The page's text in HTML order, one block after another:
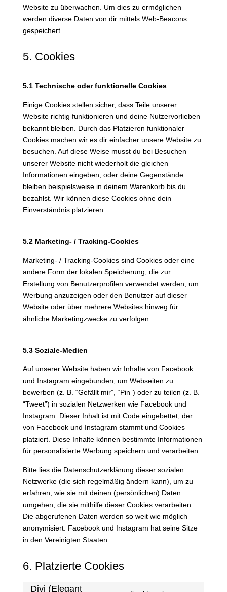
Website zu überwachen. Um dies zu ermöglichen
werden diverse Daten von dir mittels Web-Beacons
gespeichert.
5. Cookies
5.1 Technische oder funktionelle Cookies
Einige Cookies stellen sicher, dass Teile unserer
Website richtig funktionieren und deine Nutzervorlieben
bekannt bleiben. Durch das Platzieren funktionaler
Cookies machen wir es dir einfacher unsere Website zu
besuchen. Auf diese Weise musst du bei Besuchen
unserer Website nicht wiederholt die gleichen
Informationen eingeben, oder deine Gegenstände
bleiben beispielsweise in deinem Warenkorb bis du
bezahlst. Wir können diese Cookies ohne dein
Einverständnis platzieren.
5.2 Marketing- / Tracking-Cookies
Marketing- / Tracking-Cookies sind Cookies oder eine
andere Form der lokalen Speicherung, die zur
Erstellung von Benutzerprofilen verwendet werden, um
Werbung anzuzeigen oder den Benutzer auf dieser
Website oder über mehrere Websites hinweg für
ähnliche Marketingzwecke zu verfolgen.
5.3 Soziale-Medien
Auf unserer Website haben wir Inhalte von Facebook
und Instagram eingebunden, um Webseiten zu
bewerben (z. B. “Gefällt mir”, “Pin”) oder zu teilen (z. B.
“Tweet”) in sozialen Netzwerken wie Facebook und
Instagram. Dieser Inhalt ist mit Code eingebettet, der
von Facebook und Instagram stammt und Cookies
platziert. Diese Inhalte können bestimmte Informationen
für personalisierte Werbung speichern und verarbeiten.
Bitte lies die Datenschutzerklärung dieser sozialen
Netzwerke (die sich regelmäßig ändern kann), um zu
erfahren, wie sie mit deinen (persönlichen) Daten
umgehen, die sie mithilfe dieser Cookies verarbeiten.
Die abgerufenen Daten werden so weit wie möglich
anonymisiert. Facebook und Instagram hat seine Sitze
in den Vereinigten Staaten
6. Platzierte Cookies
Divi (Elegant